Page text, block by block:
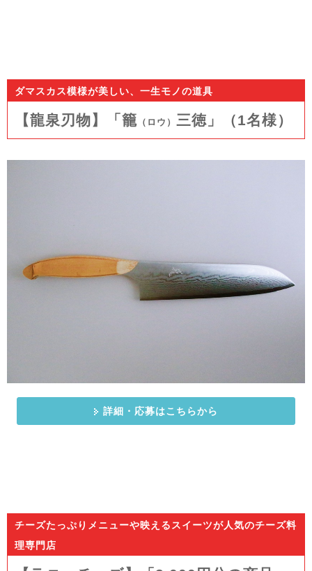
ダマスカス模様が美しい、一生モノの道具
【龍泉刃物】「籠 （ロウ） 三徳」（1名様）
詳細・応募はこちらから
チーズたっぷりメニューや映えるスイーツが人気のチーズ料
理専門店